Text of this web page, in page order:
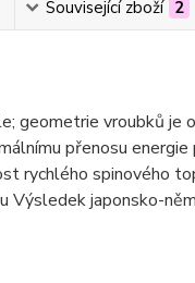
Související zboží 2
geometrie vroubků je
přenosu energie
rychlého spinového
Výsledek japonsko-